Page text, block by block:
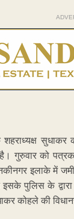
है। गुरुवार को
इलाके में
पुलिस के
कोहले की